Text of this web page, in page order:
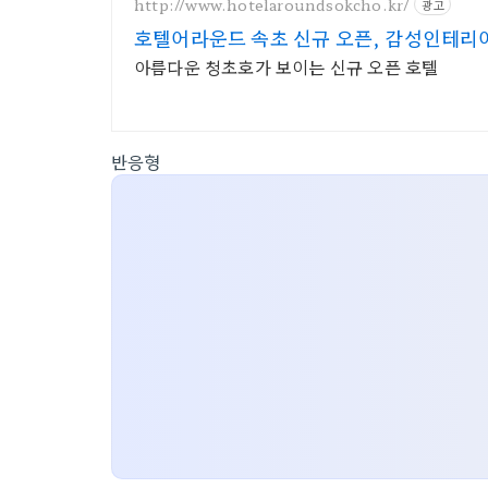
광고
호텔어라운드 속초 신규 오픈, 감성인테리
아름다운 청초호가 보이는 신규 오픈 호텔
반응형